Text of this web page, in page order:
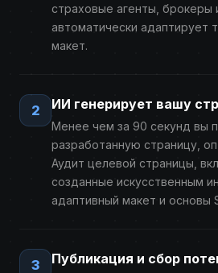
страховые агенты, брокеры
автоматически адаптирует
макет.
2 ИИ генерирует вашу
Менее чем за 90 секунд вы
разработанную страницу,
Аудит целевой страницы,
созданные искусственным
адаптивный макет и основы
3
Публикация и сбор